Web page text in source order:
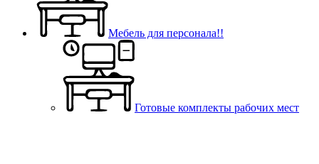
Мебель для персонала!!
Готовые комплекты рабочих мест